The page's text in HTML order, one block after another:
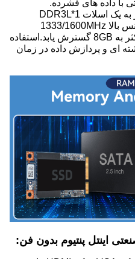
با داده های فشرده.
از نظر حافظه، این دستگاه مجهز به یک اسلات 1*DDR3L
SODIMM است، از حافظه فرکانس بالا 1333/1600MHz
پشتیبانی می کند و می تواند حداکثر به 8GB گسترش یابد.استفاده
ای و پردازش داده در زمان